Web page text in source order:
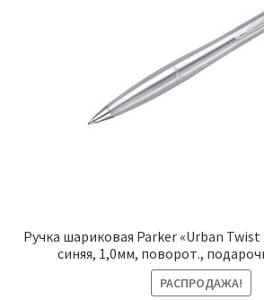
Ручка шариковая Parker «Urban
синяя, 1,0мм, поворот.,
РАСПРОДАЖА!